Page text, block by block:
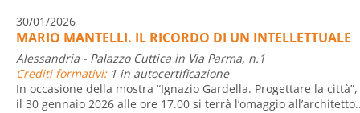
30/01/2026
MARIO MANTELLI. IL RICORDO DI UN INTELLETTUALE
Alessandria - Palazzo Cuttica in Via Parma, n.1
Crediti formativi:1 in autocertificazione
In occasione della mostra “Ignazio Gardella. Progettare la
il 30 gennaio 2026 alle ore 17.00 si terrà l’omaggio